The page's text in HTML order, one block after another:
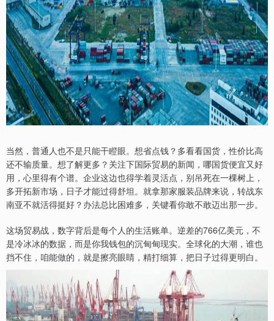
当然，普通人也不是只能干瞪眼。想省点钱？多看看国货，性价比高
还不输质量。想了解更多？关注下国际贸易的新闻，哪国货便宜又好
用，心里得有个谱。企业这边也得学着灵活点，别吊死在一棵树上，
多开拓新市场，日子才能过得舒坦。就拿那家服装品牌来说，转战东
南亚不就活得挺好？办法总比困难多，关键看你敢不敢迈出那一步。
这场贸易战，数字背后是每个人的生活账单。逆差的766亿美元，不
是冷冰冰的数据，而是你我钱包的沉甸甸现实。全球化的大潮，谁也
挡不住，咱能做的，就是擦亮眼睛，精打细算，把日子过得更明白。